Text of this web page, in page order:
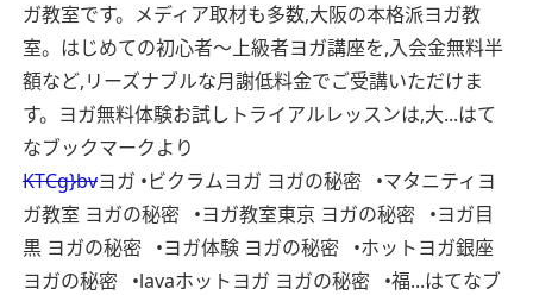
ガ教室です。メディア取材も多数,大阪の本格派ヨガ教
室。はじめての初心者〜上級者ヨガ講座を,入会金無料半
額など,リーズナブルな月謝低料金でご受講いただけま
す。ヨガ無料体験お試しトライアルレッスンは,大...はて
なブックマークより
KTCg}bvヨガ •ビクラムヨガ ヨガの秘密 •マタニティヨ
ガ教室 ヨガの秘密 •ヨガ教室東京 ヨガの秘密 •ヨガ目
黒 ヨガの秘密 •ヨガ体験 ヨガの秘密 •ホットヨガ銀座
ヨガの秘密 •lavaホットヨガ ヨガの秘密 •福...はてなブ